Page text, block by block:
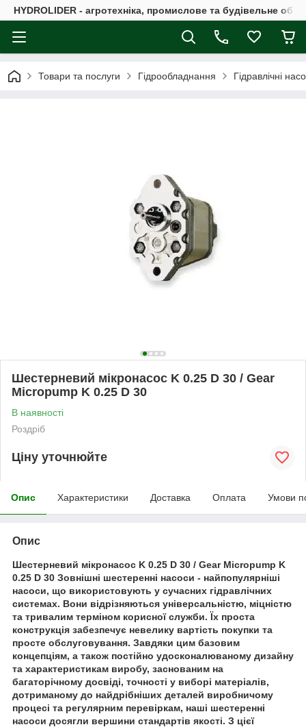
HYDROLIDER - агротехніка, промислове та будівельне
Товари та послуги Гідрообладнання Гідравлічні
Шестерневий мікронасос K 0.25 D 30 / Gear
Micropump K 0.25 D 30
В наявності
Роздріб
Ціну уточнюйте
Опис Характеристики Доставка Оплата Умови
Опис
Шестерневий мікронасос K 0.25 D 30 / Gear Micropump K
0.25 D 30 Зовнішні шестеренні насоси - найпопулярніші
насоси, що використовують у сучасних гідравлічних
системах. Вони відрізняються універсальністю, міцністю
та тривалим терміном корисної служби. Їх проста
конструкція забезпечує невелику вартість покупки та
просте обслуговування. Завдяки цим базовим
концепціям, а також постійно удосконалюваному дизайну
та характеристикам виробу, заснованим на
багаторічному досвіді, точності у виборі матеріалів,
дотриманому до найдрібніших деталей виробничому
процесі та регулярним перевіркам, наші шестеренні
насоси досягли вершини стандартів якості. З цієї